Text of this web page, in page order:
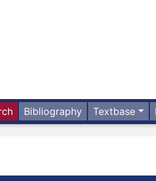
Bibliography Textbase